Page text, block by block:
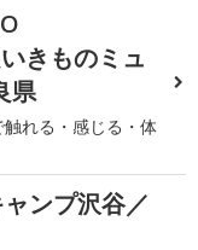
きものミュ
県
れる・感じる・体
ンプ沢谷／